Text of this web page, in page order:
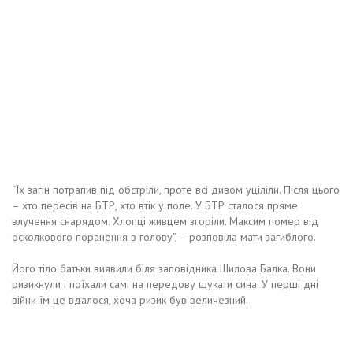
“Їх загін потрапив під обстріли, проте всі дивом уціліли. Після цього
– хто пересів на БТР, хто втік у поле. У БТР сталося пряме
влучення снарядом. Хлопці живцем згоріли. Максим помер від
осколкового поранення в голову”, – розповіла мати загиблого.
Його тіло батьки виявили біля заповідника Шилова Балка. Вони
ризикнули і поїхали самі на передову шукати сина. У перші дні
війни їм це вдалося, хоча ризик був величезний.